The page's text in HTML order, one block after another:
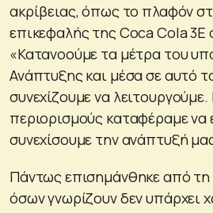
ακρίβειας, όπως το πλαφόν
επικεφαλής της Coca Cola 3E
«Κατανοούμε τα μέτρα του
Ανάπτυξης και μέσα σε αυτό
συνεχίζουμε να
περιορισμούς καταφέραμε να
συνεχίσουμε την ανάπτυξή
Πάντως επισημάνθηκε από τη
όσων γνωρίζουν δεν υπάρχει